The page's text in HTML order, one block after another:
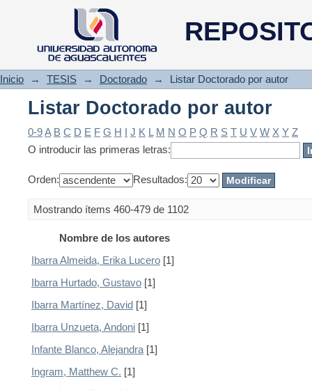
Listar Doctorado por autor
Inicio → TESIS → Doctorado → Listar Doctorado por autor
Listar Doctorado por autor
0-9A B C D E F G H I J K L M N O P Q R S T U V W X Y Z
O introducir las primeras letras:
Orden: Resultados:
Mostrando ítems 460-479 de 1102
Nombre de los autores
Ibarra Almeida, Erika Lucero [1]
Ibarra Hurtado, Gustavo [1]
Ibarra Martínez, David [1]
Ibarra Unzueta, Andoni [1]
Infante Blanco, Alejandra [1]
Ingram, Matthew C. [1]